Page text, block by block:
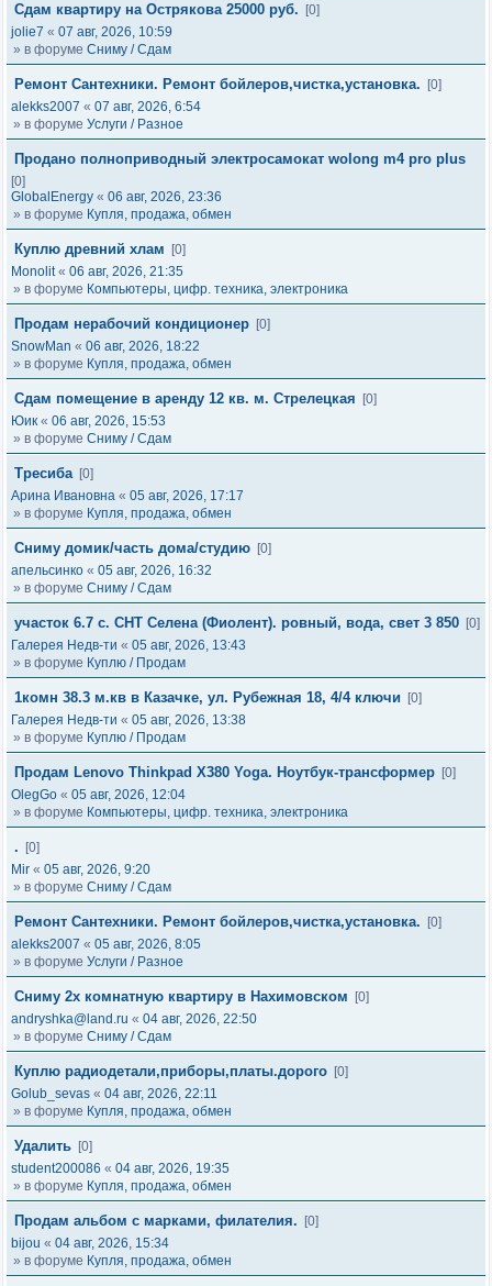
Сдам квартиру на Острякова 25000 руб.
[0]
jolie7 « 07 авг, 2026, 10:59
» в форуме Сниму / Сдам
Ремонт Сантехники. Ремонт бойлеров,чистка,установка.
[0]
alekks2007 « 07 авг, 2026, 6:54
» в форуме Услуги / Разное
Продано полноприводный электросамокат wolong m4 pro plus
[0]
GlobalEnergy « 06 авг, 2026, 23:36
» в форуме Купля, продажа, обмен
Куплю древний хлам
[0]
Monolit« 06 авг, 2026, 21:35
» в форуме Компьютеры, цифр. техника, электроника
Продам нерабочий кондиционер [0]
SnowMan « 06 авг, 2026, 18:22
» в форуме Купля, продажа, обмен
Сдам помещение в аренду 12 кв. м. Стрелецкая
[0]
Юик « 06 авг, 2026, 15:53
» в форуме Сниму / Сдам
Тресиба [0]
Арина Ивановна « 05 авг, 2026, 17:17
» в форуме Купля, продажа, обмен
Сниму домик/часть дома/студию [0]
апельсинко « 05 авг, 2026, 16:32
» в форуме Сниму / Сдам
участок 6.7 с. СНТ Селена (Фиолент). ровный, вода, свет 3 850 [0]
Галерея Недв-ти « 05 авг, 2026, 13:43
» в форуме Куплю / Продам
1комн 38.3 м.кв в Казачке, ул. Рубежная 18, 4/4 ключи
[0]
Галерея Недв-ти « 05 авг, 2026, 13:38
» в форуме Куплю / Продам
Продам Lenovo Thinkpad X380 Yoga. Ноутбук-трансформер [0]
OlegGo « 05 авг, 2026, 12:04
» в форуме Компьютеры, цифр. техника, электроника
.
[0]
Mir « 05 авг, 2026, 9:20
» в форуме Сниму / Сдам
Ремонт Сантехники. Ремонт бойлеров,чистка,установка.
[0]
alekks2007 « 05 авг, 2026, 8:05
» в форуме Услуги / Разное
Сниму 2х комнатную квартиру в Нахимовском
[0]
andryshka@land.ru « 04 авг, 2026, 22:50
» в форуме Сниму / Сдам
Куплю радиодетали,приборы,платы.дорого [0]
Golub_sevas « 04 авг, 2026, 22:11
» в форуме Купля, продажа, обмен
Удалить [0]
student200086 « 04 авг, 2026, 19:35
» в форуме Купля, продажа, обмен
Продам альбом с марками, филателия.
[0]
bijou « 04 авг, 2026, 15:34
» в форуме Купля, продажа, обмен